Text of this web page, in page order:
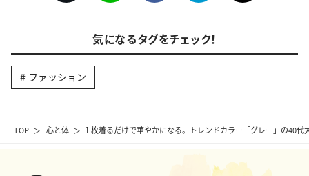
TOP 心と体 １枚着るだけで華やかになる。トレンドカラー「グレー」の40代
気になるタグをチェック！
ファッション